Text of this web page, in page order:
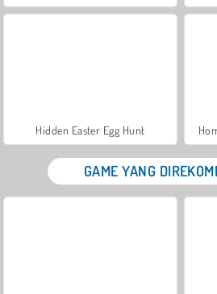
Hidden Easter Egg Hunt
GAME YANG